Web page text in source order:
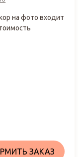
на фото входит
ЗАКАЗ